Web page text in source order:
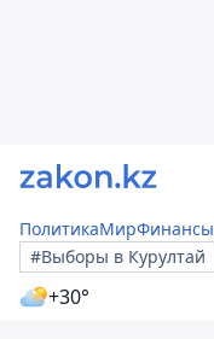
ПолитикаМирФинансы
#Выборы в Курултай
+30°